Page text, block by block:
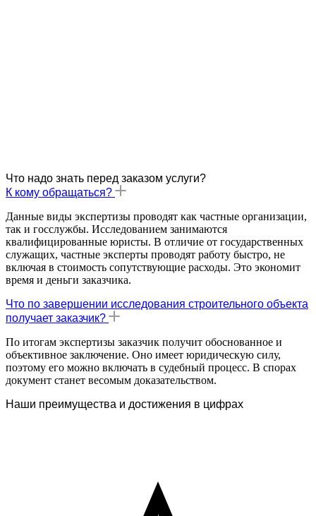
Что надо знать перед заказом услуги?
К кому обращаться?
Данные виды экспертизы проводят как частные организации,
так и госслужбы. Исследованием занимаются
квалифицированные юристы. В отличие от государственных
служащих, частные эксперты проводят работу быстро, не
включая в стоимость сопутствующие расходы. Это экономит
время и деньги заказчика.
Что по завершении исследования строительного объекта
получает заказчик?
По итогам экспертизы заказчик получит обоснованное и
объективное заключение. Оно имеет юридическую силу,
поэтому его можно включать в судебный процесс. В спорах
документ станет весомым доказательством.
Наши преимущества и достижения в цифрах